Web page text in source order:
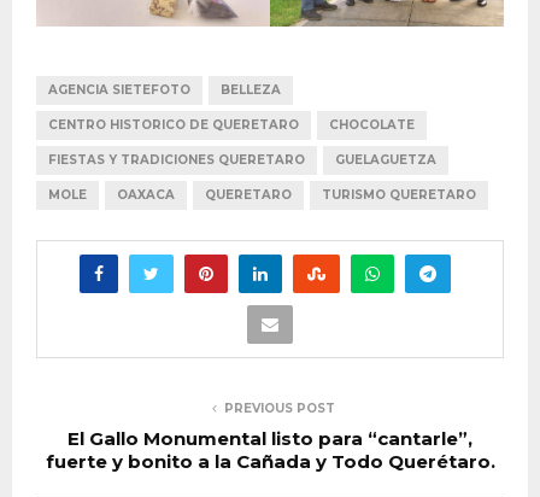
AGENCIA SIETEFOTO BELLEZA
CENTRO HISTORICO DE QUERETARO CHOCOLATE
FIESTAS Y TRADICIONES QUERETARO GUELAGUETZA
MOLE OAXACA QUERETARO TURISMO QUERETARO
PREVIOUS POST
El Gallo Monumental listo para “cantarle”,
fuerte y bonito a la Cañada y Todo Querétaro.